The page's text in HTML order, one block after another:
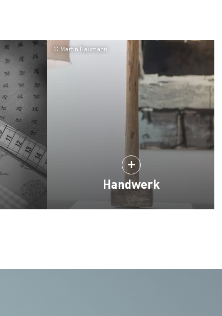
© Martin Baumann
Handwerk